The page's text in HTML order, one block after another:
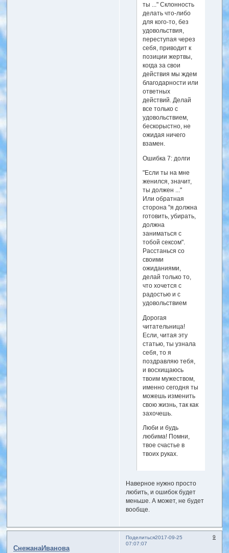
ты ..." Склонность
делать что-либо
для кого-то, без
удовольствия,
переступая через
себя, приводит к
позиции жертвы,
когда за свои
действия мы ждем
благодарности или
ответных
действий. Делай
все только с
удовольствием,
бескорыстно, не
ожидая ничего
взамен.
Ошибка 7: долги
"Если ты на мне
женился, значит,
ты должен ..."
Или обратная
сторона "я должна
готовить, убирать,
должна
заниматься с
тобой сексом".
Расстанься со
своими
ожиданиями,
делай только то,
что хочется с
радостью и с
удовольствием
Дорогая
читательница!
Если, читая эту
статью, ты узнала
себя, то я
поздравляю тебя,
и восхищаюсь
твоим мужеством,
именно сегодня ты
можешь изменить
свою жизнь, так как
захочешь.
Люби и будь
любима! Помни,
твое счастье в
твоих руках.
Наверное нужно просто
любить, и ошибок будет
меньше. А может, не будет
вообще.
Поделиться 9
2017-09-25
07:07:07
СнежанаИванова